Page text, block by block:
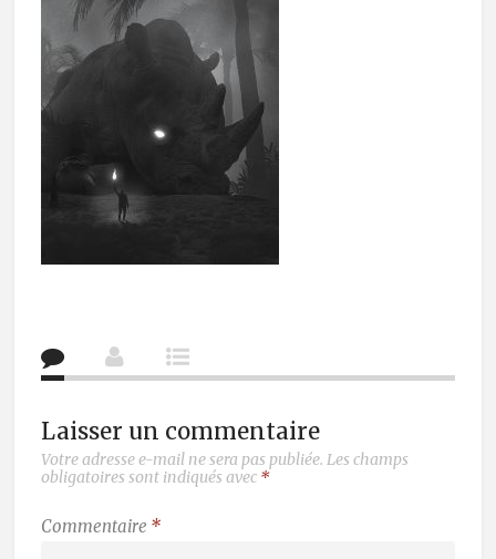
Laisser un commentaire
Votre adresse e-mail ne sera pas publiée. Les champs
obligatoires sont indiqués avec *
Commentaire *